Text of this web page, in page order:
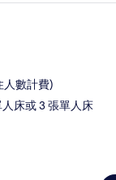
豪華客房 | 迷
人數計費)
人床或 3 張單人床